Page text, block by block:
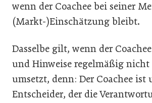
wenn der Coachee bei seiner
(Markt-)Einschätzung bleibt.
Dasselbe gilt, wenn der
und Hinweise regelmäßig
umsetzt, denn: Der Coachee ist
Entscheider, der die